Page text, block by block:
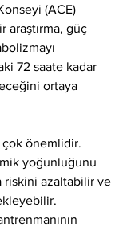
(ACE)
araştırma, güç
72 saate kadar
ortaya
önemlidir.
yoğunluğunu
riskini azaltabilir ve